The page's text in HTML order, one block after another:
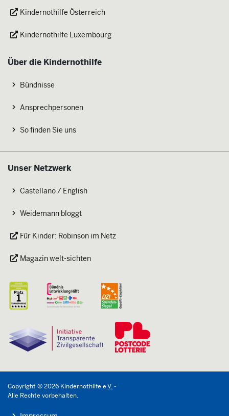
Kindernothilfe Österreich
Kindernothilfe Luxembourg
Über die Kindernothilfe
Bündnisse
Ansprechpersonen
So finden Sie uns
Unser Netzwerk
Castellano / English
Weidemann bloggt
Für Kinder: Robinson im Netz
Magazin welt-sichten
Copyright ©2026 Kindernothilfe e.V.-
Alle Rechte vorbehalten.